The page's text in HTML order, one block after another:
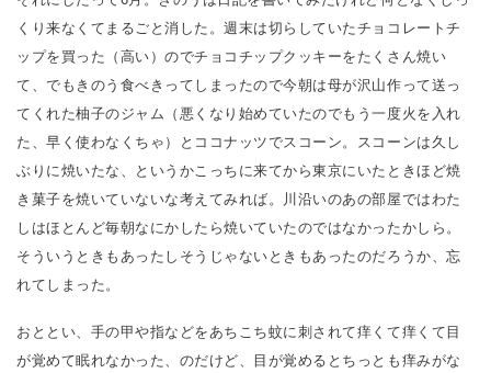
くり来なくてまるごと消した。週末は切らしていたチョコレートチ
ップを買った（高い）のでチョコチップクッキーをたくさん焼い
て、でもきのう食べきってしまったので今朝は母が沢山作って送っ
てくれた柚子のジャム（悪くなり始めていたのでもう一度火を入れ
た、早く使わなくちゃ）とココナッツでスコーン。スコーンは久し
ぶりに焼いたな、というかこっちに来てから東京にいたときほど焼
き菓子を焼いていないな考えてみれば。川沿いのあの部屋ではわた
しはほとんど毎朝なにかしたら焼いていたのではなかったかしら。
そういうときもあったしそうじゃないときもあったのだろうか、忘
れてしまった。
おととい、手の甲や指などをあちこち蚊に刺されて痒くて痒くて目
が覚めて眠れなかった、のだけど、目が覚めるとちっとも痒みがな